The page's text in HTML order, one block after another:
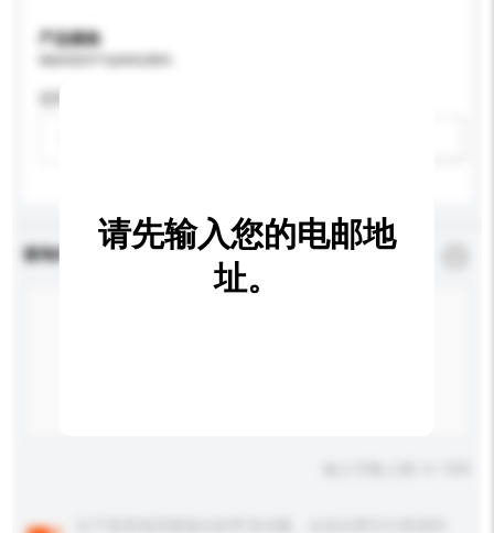
产品规格
查询内容 * 必须填写
请先输入您的电邮地
址。